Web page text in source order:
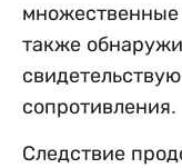
также
сопротивления.
Следствие